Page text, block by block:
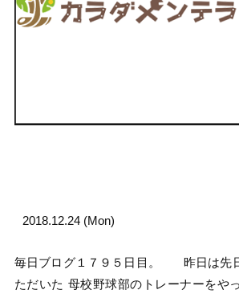
2018.12.24 (Mon)
毎日ブログ１７９５日目。 昨日は先
ただいた 母校野球部のトレーナーをや